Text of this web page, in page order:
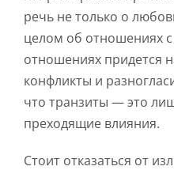
речь не только о
целом об отношениях
отношениях придется
конфликты и
что транзиты — это
преходящие влияния.
Стоит отказаться от